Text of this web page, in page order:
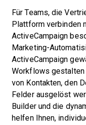
Für Teams, die
Plattform verbinden
ActiveCampaign
Marketing-
ActiveCampaign
Workflows gestalten
von Kontakten, den
Felder ausgelöst
Builder und die
helfen Ihnen,